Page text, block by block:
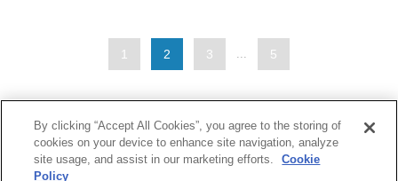
1 2 3 ... 5
By clicking “Accept All Cookies”, you agree to the storing of
cookies on your device to enhance site navigation, analyze
site usage, and assist in our marketing efforts.
Cookie
Policy